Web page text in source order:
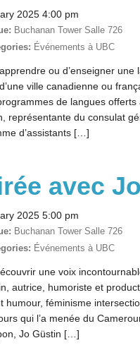
2025 4:00 pm
Buchanan Tower Salle 726
Événements à UBC
ou d’enseigner
ville canadienne ou
de langues
représentante du consulat
d’assistants […]
avec
2025 5:00 pm
Buchanan Tower Salle 726
Événements à UBC
une voix
autrice, humoriste et
humour, féminisme
qui l’a menée du
Jo Güstin […]